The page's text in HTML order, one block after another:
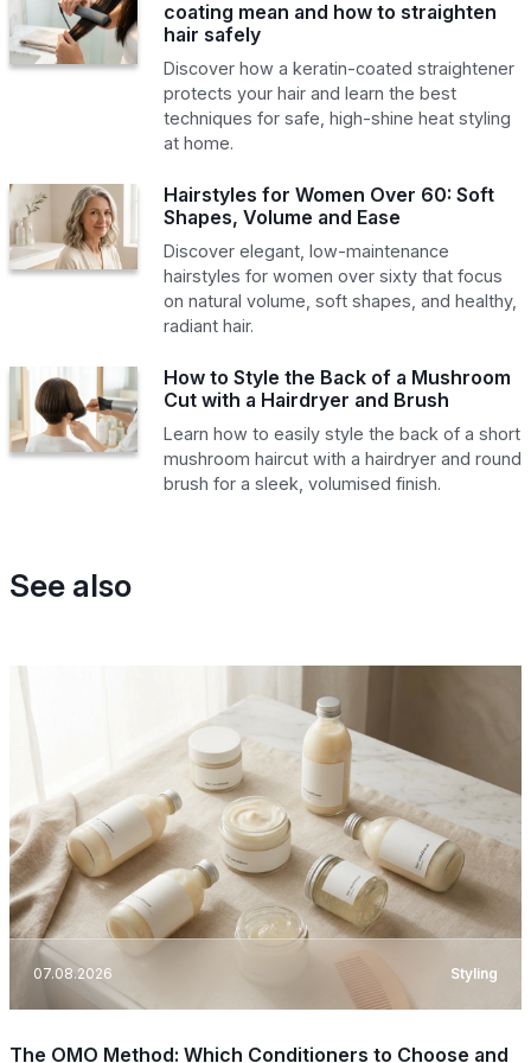
coating mean and how to straighten
hair safely
Discover how a keratin-coated straightener
protects your hair and learn the best
techniques for safe, high-shine heat styling
at home.
Hairstyles for Women Over 60: Soft
Shapes, Volume and Ease
Discover elegant, low-maintenance
hairstyles for women over sixty that focus
on natural volume, soft shapes, and healthy,
radiant hair.
How to Style the Back of a Mushroom
Cut with a Hairdryer and Brush
Learn how to easily style the back of a short
mushroom haircut with a hairdryer and round
brush for a sleek, volumised finish.
See also
07.08.2026 Styling
The OMO Method: Which Conditioners to Choose and